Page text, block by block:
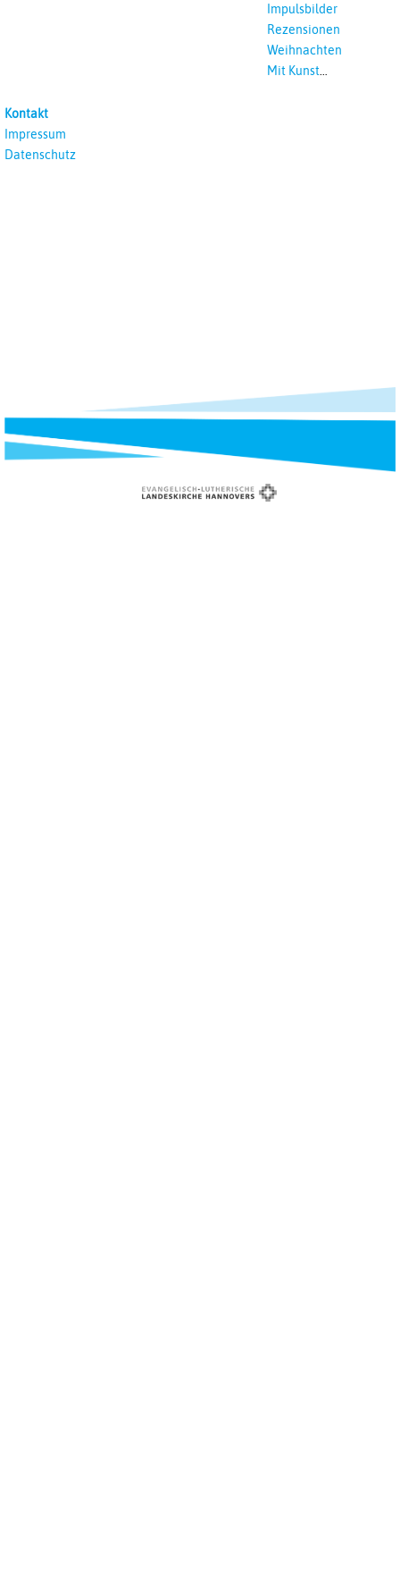
Impulsbilder
Rezensionen
Weihnachten
Mit Kunst
Kontakt
Impressum
Datenschutz